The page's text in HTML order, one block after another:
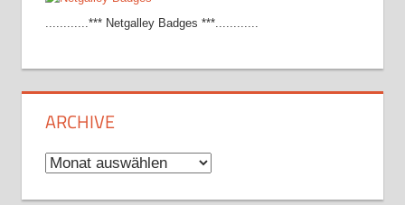
............*** Netgalley Badges ***............
ARCHIVE
Archive